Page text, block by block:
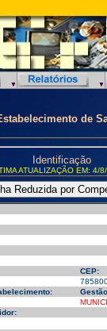
de
Identificação
ATUALIZAÇÃO EM:
CEP: